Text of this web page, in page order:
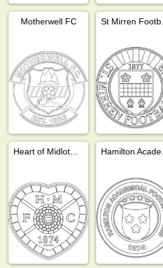
Motherwell FC